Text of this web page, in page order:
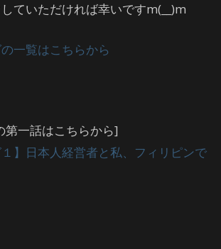
ていただければ幸いですm(__)m
一覧はこちらから
第一話はこちらから]
１】日本人経営者と私、フィリピンで